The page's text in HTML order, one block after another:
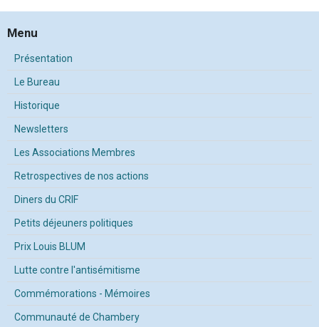
Menu
Présentation
Le Bureau
Historique
Newsletters
Les Associations Membres
Retrospectives de nos actions
Diners du CRIF
Petits déjeuners politiques
Prix Louis BLUM
Lutte contre l'antisémitisme
Commémorations - Mémoires
Communauté de Chambery